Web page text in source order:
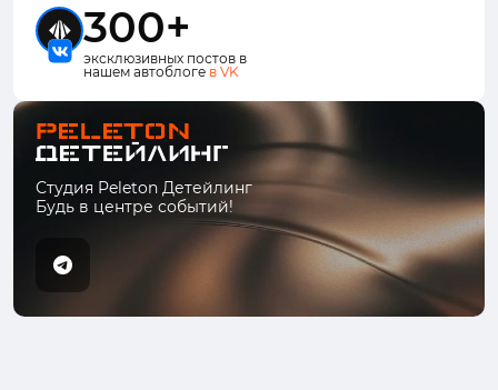
300+
эксклюзивных постов в
нашем автоблоге в VK
Студия Peleton Детейлинг
Будь в центре событий!